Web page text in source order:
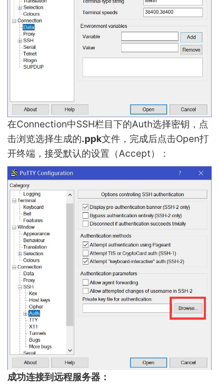
在Connection中SSH栏目下的Auth选择密钥，点
击浏览选择生成的.ppk文件，完成后点击Open打
开终端，接受默认的设置（Accept）：
成功连接到远程服务器：